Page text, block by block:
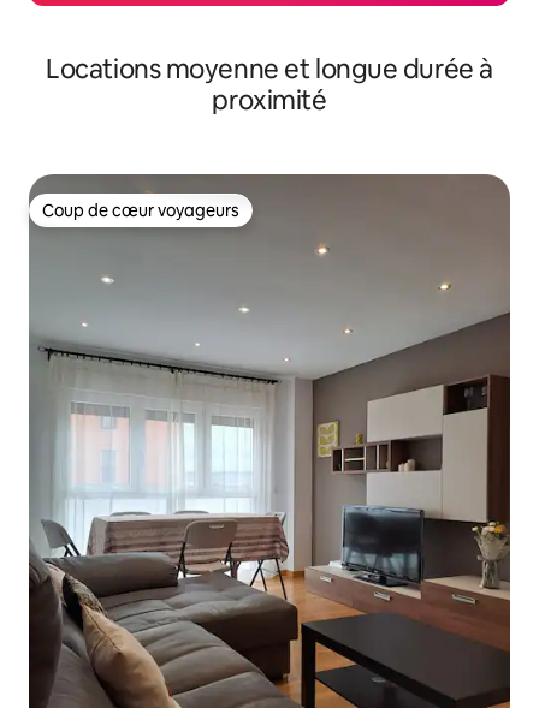
Locations moyenne et longue durée à
proximité
Coup de cœur voyageurs
Coup de cœur voyageurs